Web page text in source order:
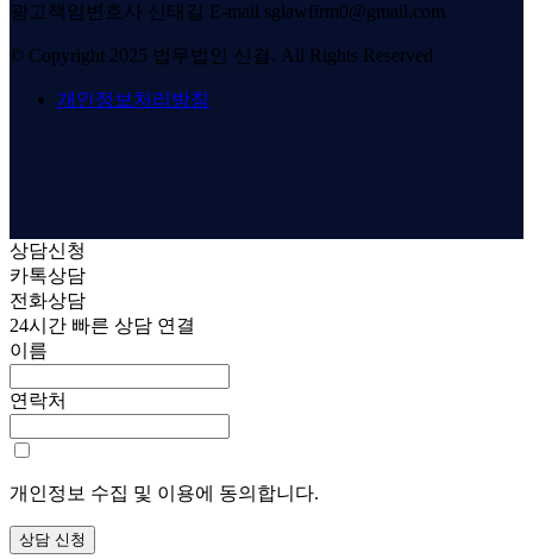
광고책임변호사 신태길
E-mail sglawfirm0@gmail.com
© Copyright 2025 법무법인 신결. All Rights Reserved
개인정보처리방침
상담신청
카톡상담
전화상담
24시간 빠른 상담 연결
이름
연락처
개인정보 수집 및 이용에 동의합니다.
상담 신청